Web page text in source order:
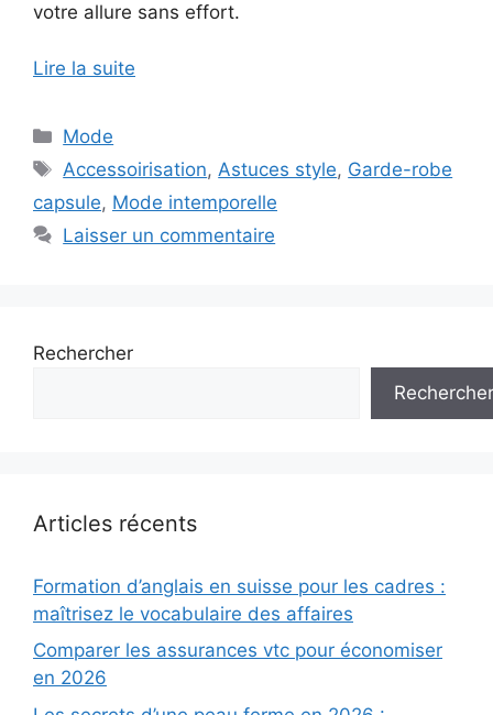
votre allure sans effort.
Lire la suite
Catégories
Mode
Étiquettes
Accessoirisation, Astuces style, Garde-robe
capsule, Mode intemporelle
Laisser un commentaire
Rechercher
Rechercher
Articles récents
Formation d’anglais en suisse pour les cadres :
maîtrisez le vocabulaire des affaires
Comparer les assurances vtc pour économiser
en 2026